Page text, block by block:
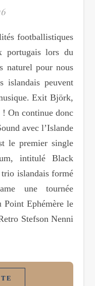
portugais lors du
naturel pour nous
islandais peuvent
Exit Björk,
! On continue donc
avec l’Islande
le premier single
intitulé Black
islandais formé
une tournée
Point Ephémère le
Stefson Nenni